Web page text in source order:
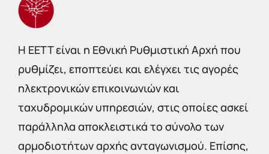
Η EETT είναι η Εθνική Ρυθμιστική Αρχή που
ρυθμίζει, εποπτεύει και ελέγχει τις αγορές
ηλεκτρονικών επικοινωνιών και
ταχυδρομικών υπηρεσιών, στις οποίες ασκεί
παράλληλα αποκλειστικά το σύνολο των
αρμοδιοτήτων αρχής ανταγωνισμού. Επίσης,